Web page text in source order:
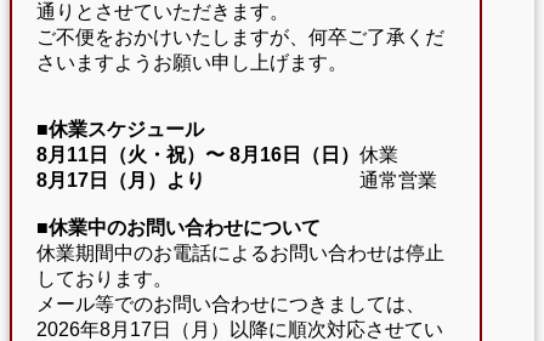
通りとさせていただきます。
ご不便をおかけいたしますが、何卒ご了承くだ
さいますようお願い申し上げます。
■休業スケジュール
8月11日（火・祝）〜 8月16日（日） 休業
8月17日（月）より
通常営業
■休業中のお問い合わせについて
休業期間中のお電話によるお問い合わせは停止
しております。
メール等でのお問い合わせにつきましては、
2026年8月17日（月）以降に順次対応させてい